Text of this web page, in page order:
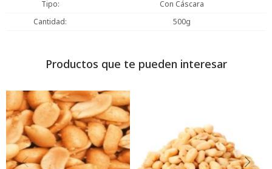
Tipo
Con Cáscara
Cantidad
500g
Productos que te pueden interesar